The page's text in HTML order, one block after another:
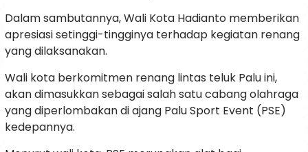
Dalam sambutannya, Wali Kota Hadianto memberikan
apresiasi setinggi-tingginya terhadap kegiatan renang
yang dilaksanakan.
Wali kota berkomitmen renang lintas teluk Palu ini,
akan dimasukkan sebagai salah satu cabang olahraga
yang diperlombakan di ajang Palu Sport Event (PSE)
kedepannya.